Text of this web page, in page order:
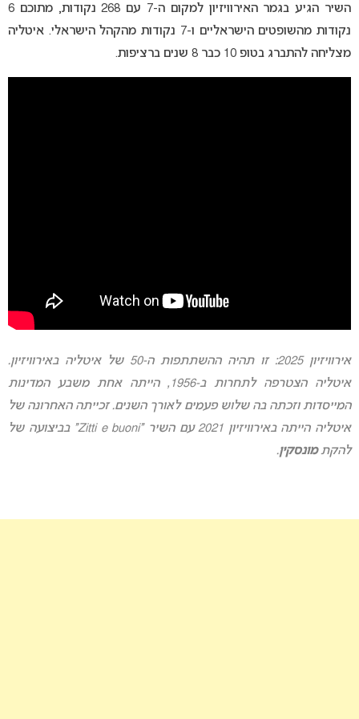
השיר הגיע בגמר האירוויזיון למקום ה-7 עם 268 נקודות, מתוכם 6
נקודות מהשופטים הישראליים ו-7 נקודות מהקהל הישראלי. איטליה
מצליחה להתברג בטופ 10 כבר 8 שנים ברציפות.
אירוויזיון 2025: זו תהיה ההשתתפות ה-50 של איטליה באירוויזיון.
איטליה הצטרפה לתחרות ב-1956, הייתה אחת משבע המדינות
המייסדות וזכתה בה שלוש פעמים לאורך השנים. זכייתה האחרונה של
איטליה הייתה באירוויזיון 2021 עם השיר “Zitti e buoni” בביצועה של
להקתמונסקין.